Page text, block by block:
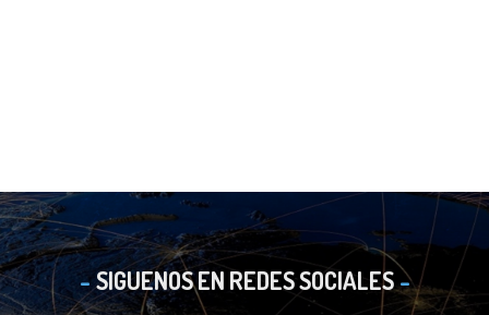
SIGUENOS EN REDES SOCIALES